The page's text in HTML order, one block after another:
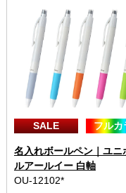
SALE フルカ
名入れボールペン｜ユニ
ルアールイー 白軸
OU-12102*